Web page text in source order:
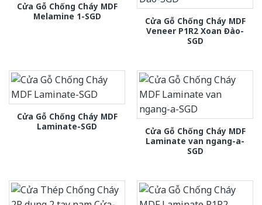
Cửa Gỗ Chống Cháy MDF
Melamine 1-SGD
Cửa Gỗ Chống Cháy MDF
Veneer P1R2 Xoan Đào-
SGD
Cửa Gỗ Chống Cháy MDF
Laminate-SGD
Cửa Gỗ Chống Cháy MDF
Laminate van ngang-a-
SGD